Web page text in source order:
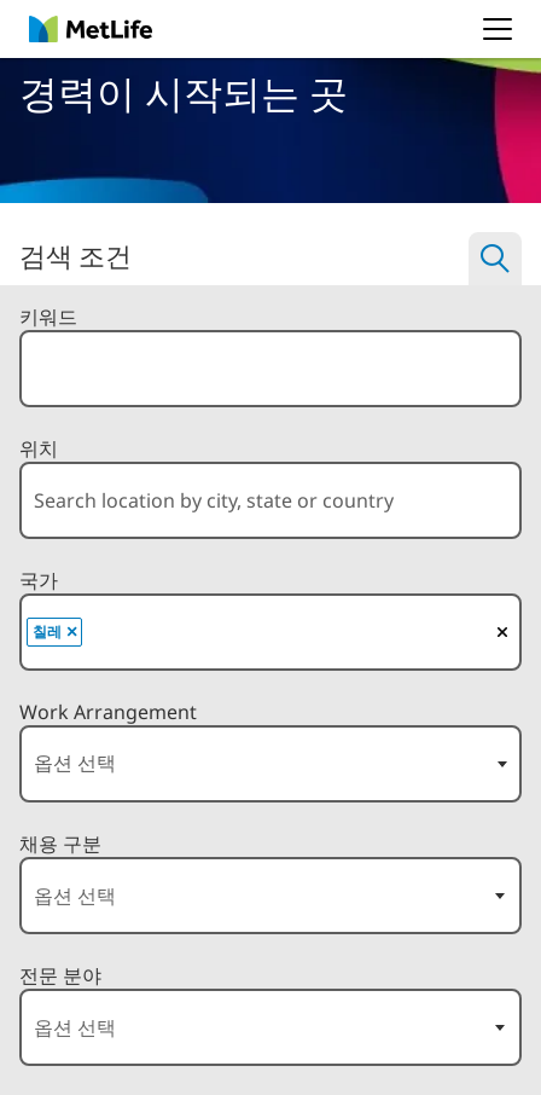
MetLife
경력이 시작되는 곳
검색 조건
Filter Jobs By
키워드
위치
국가
×
칠레
Work Arrangement
채용 구분
전문 분야